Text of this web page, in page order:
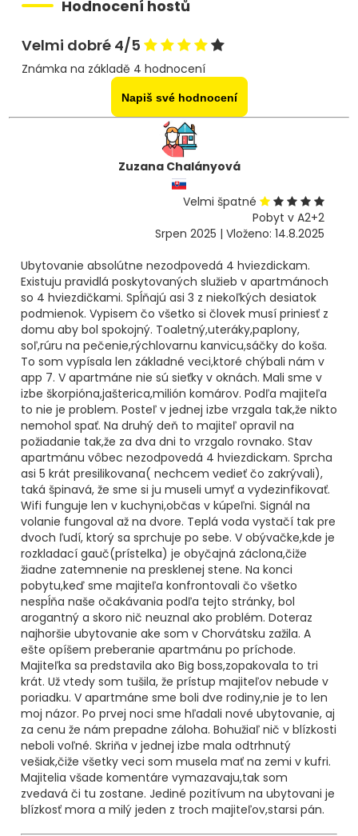
Hodnocení hostů
Velmi dobré 4/5
Známka na základě 4 hodnocení
Napiš své hodnocení
Zuzana Chalányová
Velmi špatné
Pobyt v A2+2
Srpen 2025 | Vloženo: 14.8.2025
Ubytovanie absolútne nezodpovedá 4 hviezdickam.
Existuju pravidlá poskytovaných služieb v apartmánoch
so 4 hviezdičkami. Spĺňajú asi 3 z niekoľkých desiatok
podmienok. Vypisem čo všetko si človek musí priniesť z
domu aby bol spokojný. Toaletný,uteráky,paplony,
soľ,rúru na pečenie,rýchlovarnu kanvicu,sáčky do koša.
To som vypísala len základné veci,ktoré chýbali nám v
app 7. V apartmáne nie sú sieťky v oknách. Mali sme v
izbe škorpióna,jašterica,milión komárov. Podľa majiteľa
to nie je problem. Posteľ v jednej izbe vrzgala tak,že nikto
nemohol spať. Na druhý deň to majiteľ opravil na
požiadanie tak,že za dva dni to vrzgalo rovnako. Stav
apartmánu vôbec nezodpovedá 4 hviezdickam. Sprcha
asi 5 krát presilikovana( nechcem vedieť čo zakrývali),
taká špinavá, že sme si ju museli umyť a vydezinfikovať.
Wifi funguje len v kuchyni,občas v kúpeľni. Signál na
volanie fungoval až na dvore. Teplá voda vystačí tak pre
dvoch ľudí, ktorý sa sprchuje po sebe. V obývačke,kde je
rozkladací gauč(prístelka) je obyčajná záclona,čiže
žiadne zatemnenie na presklenej stene. Na konci
pobytu,keď sme majiteľa konfrontovali čo všetko
nespĺňa naše očakávania podľa tejto stránky, bol
arogantný a skoro nič neuznal ako problém. Doteraz
najhoršie ubytovanie ake som v Chorvátsku zažila. A
ešte opíšem preberanie apartmánu po príchode.
Majiteľka sa predstavila ako Big boss,zopakovala to tri
krát. Už vtedy som tušila, že prístup majiteľov nebude v
poriadku. V apartmáne sme boli dve rodiny,nie je to len
moj názor. Po prvej noci sme hľadali nové ubytovanie, aj
za cenu že nám prepadne záloha. Bohužiaľ nič v blízkosti
neboli voľné. Skriňa v jednej izbe mala odtrhnutý
vešiak,čiže všetky veci som musela mať na zemi v kufri.
Majitelia všade komentáre vymazavaju,tak som
zvedavá či tu zostane. Jediné pozitívum na ubytovani je
blízkosť mora a milý jeden z troch majiteľov,starsi pán.